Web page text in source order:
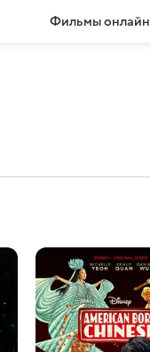
Фильмы онлайн